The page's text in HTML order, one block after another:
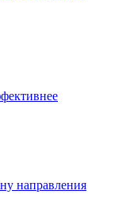
направления